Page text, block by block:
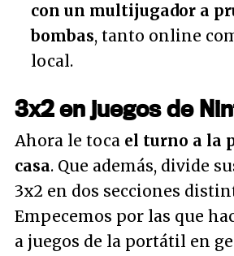
con un multijugador a
bombas, tanto online
local.
3x2 en juegos de
Ahora le toca el turno a la
casa. Que además, divide
3x2 en dos secciones
Empecemos por las que
a juegos de la portátil en